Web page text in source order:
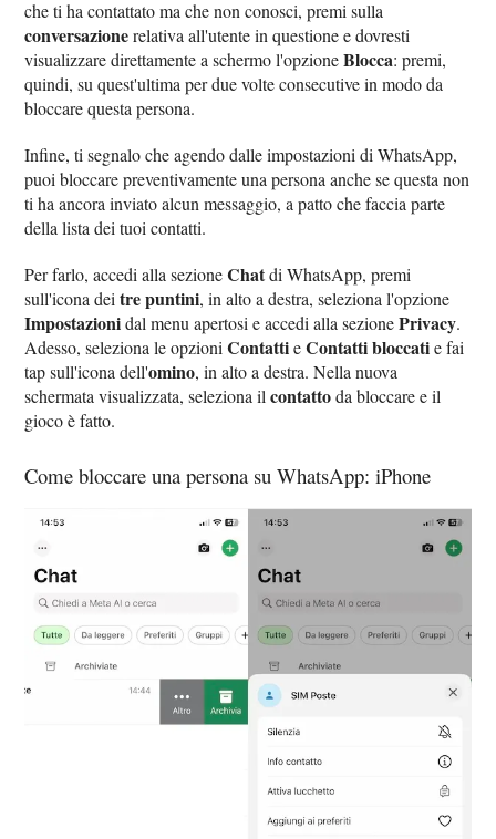
che ti ha contattato ma che non conosci, premi sulla
conversazionerelativa all'utente in questione e dovresti
visualizzare direttamente a schermo l'opzioneBlocca: premi,
quindi, su quest'ultima per due volte consecutive in modo da
bloccare questa persona.
Infine, ti segnalo che agendo dalle impostazioni di WhatsApp,
puoi bloccare preventivamente una persona anche se questa non
ti ha ancora inviato alcun messaggio, a patto che faccia parte
della lista dei tuoi contatti.
Per farlo, accedi alla sezioneChatdi WhatsApp, premi
sull'icona deitre puntini, in alto a destra, seleziona l'opzione
Impostazionidal menu apertosi e accedi alla sezionePrivacy.
Adesso, seleziona le opzioniContattieContatti bloccatie fai
tap sull'icona dell'omino, in alto a destra. Nella nuova
schermata visualizzata, seleziona ilcontattoda bloccare e il
gioco è fatto.
Come bloccare una persona su WhatsApp: iPhone